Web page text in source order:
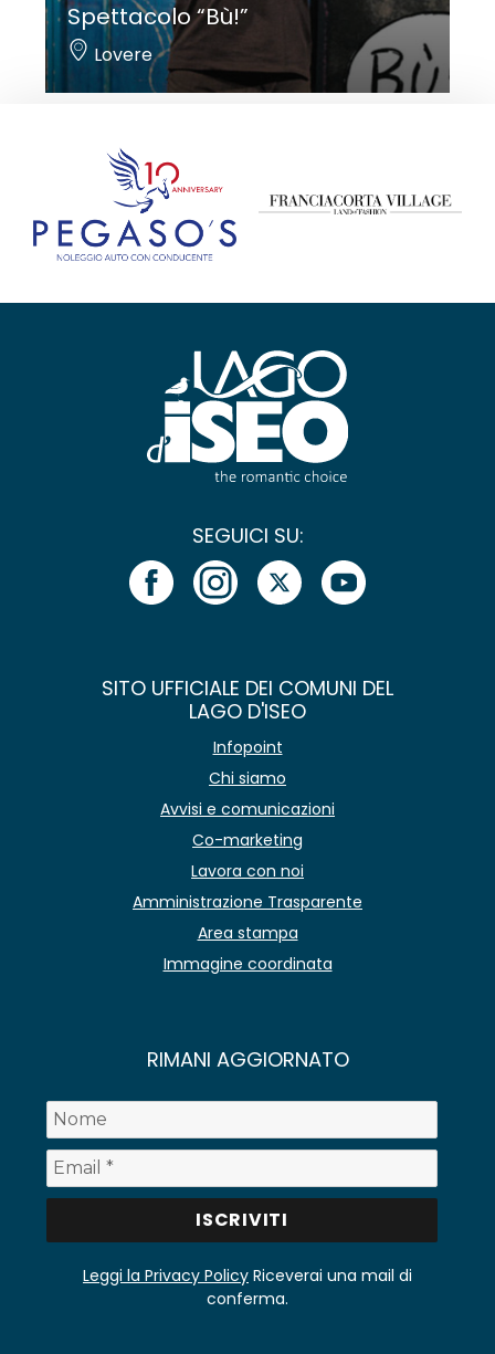
Spettacolo “Bù!”
Lovere
SEGUICI SU:
SITO UFFICIALE DEI COMUNI DEL
LAGO D'ISEO
Infopoint
Chi siamo
Avvisi e comunicazioni
Co-marketing
Lavora con noi
Amministrazione Trasparente
Area stampa
Immagine coordinata
RIMANI AGGIORNATO
Leggi la Privacy Policy Riceverai una mail di
conferma.